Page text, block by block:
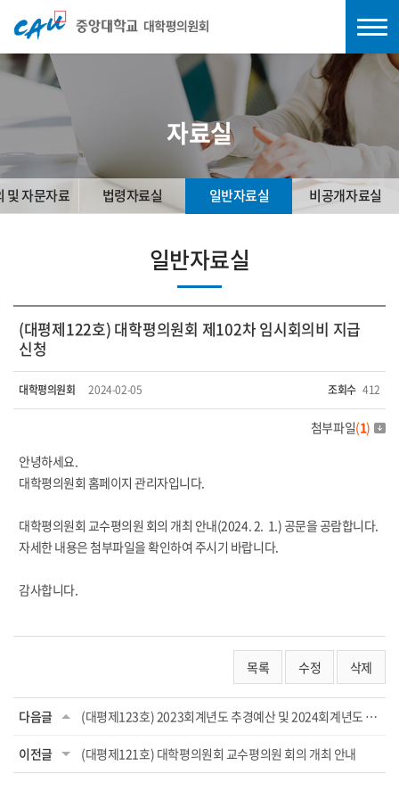
자료실
및 자문자료 법령자료실 일반자료실 비공개자료실
일반자료실
(대평제122호) 대학평의원회 제102차 임시회의비 지급
신청
대학평의원회 2024-02-05 조회수 412
첨부파일(1)
안녕하세요.
대학평의원회 홈페이지 관리자입니다.
대학평의원회 교수평의원 회의 개최 안내(2024. 2. 1.) 공문을 공람합니다.
자세한 내용은 첨부파일을 확인하여 주시기 바랍니다.
감사합니다.
목록 수정 삭제
다음글 (대평제123호) 2023회계년도 추경예산 및 2024회계년도 예산안 심의결과(1차 자문의...
이전글 (대평제121호) 대학평의원회 교수평의원 회의 개최 안내